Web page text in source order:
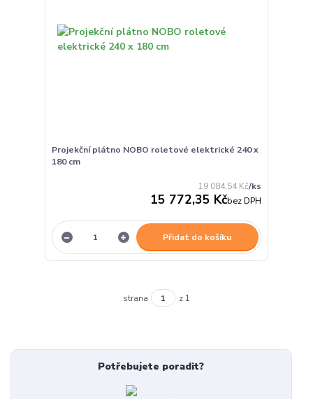
Projekční plátno NOBO roletové elektrické 240 x
180 cm
19 084,54 Kč/ks
15 772,35 Kčbez DPH
Přidat do košíku
strana z 1
Potřebujete poradit?